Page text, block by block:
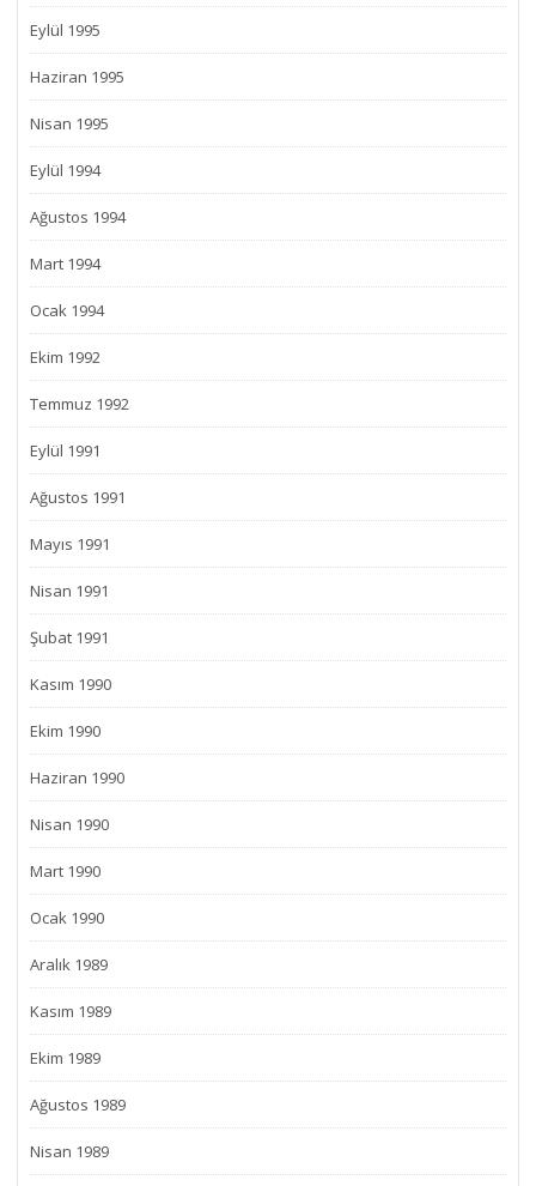
Eylül 1995
Haziran 1995
Nisan 1995
Eylül 1994
Ağustos 1994
Mart 1994
Ocak 1994
Ekim 1992
Temmuz 1992
Eylül 1991
Ağustos 1991
Mayıs 1991
Nisan 1991
Şubat 1991
Kasım 1990
Ekim 1990
Haziran 1990
Nisan 1990
Mart 1990
Ocak 1990
Aralık 1989
Kasım 1989
Ekim 1989
Ağustos 1989
Nisan 1989